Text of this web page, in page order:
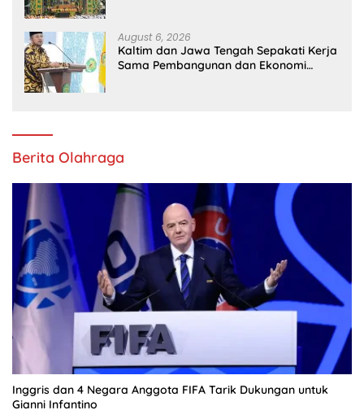
August 6, 2026
Kaltim dan Jawa Tengah Sepakati Kerja
Sama Pembangunan dan Ekonomi
Berita Olahraga
Inggris dan 4 Negara Anggota FIFA Tarik Dukungan untuk
Gianni Infantino